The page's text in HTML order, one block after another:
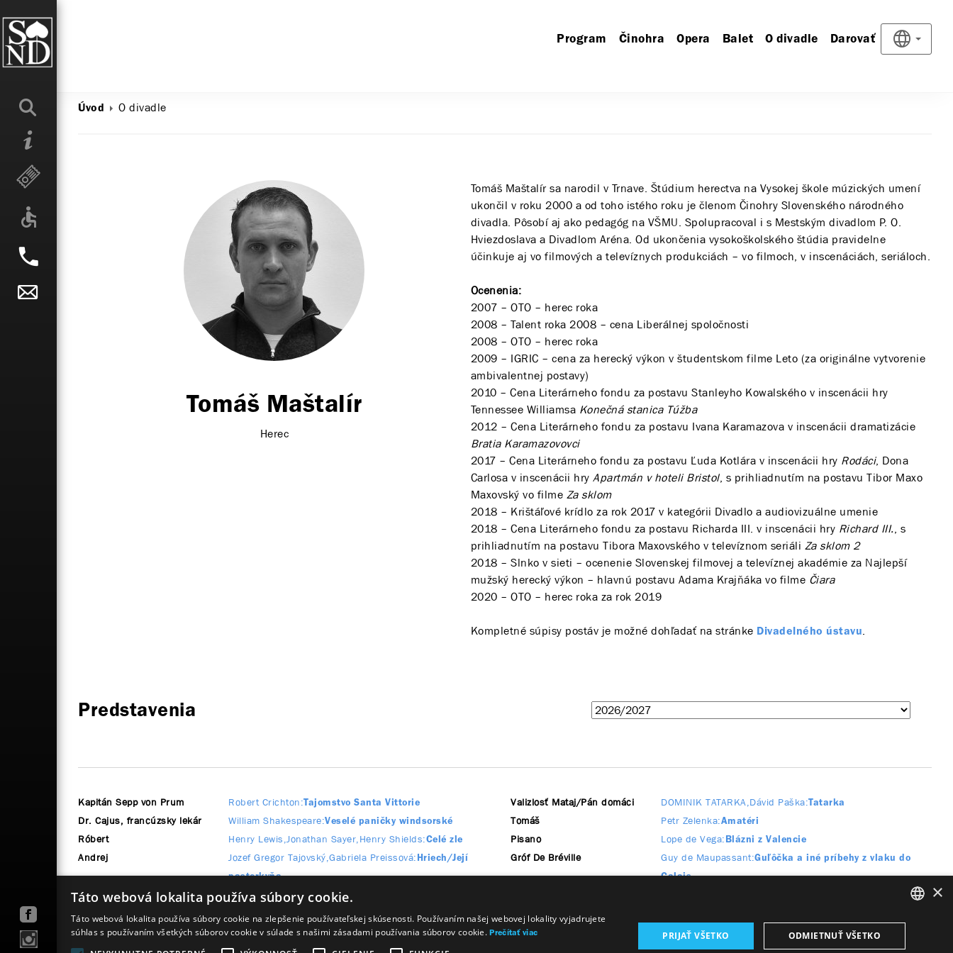
Program Činohra Opera Balet O divadle Darovať
Úvod O divadle
Tomáš Maštalír
Herec
Tomáš Maštalír sa narodil v Trnave. Štúdium herectva na Vysokej škole múzických umení
ukončil v roku 2000 a od toho istého roku je členom Činohry Slovenského národného
divadla. Pôsobí aj ako pedagóg na VŠMU. Spolupracoval i s Mestským divadlom P. O.
Hviezdoslava a Divadlom Aréna. Od ukončenia vysokoškolského štúdia pravidelne
účinkuje aj vo filmových a televíznych produkciách – vo filmoch, v inscenáciách, seriáloch.
Ocenenia:
2007 – OTO – herec roka
2008 – Talent roka 2008 – cena Liberálnej spoločnosti
2008 – OTO – herec roka
2009 – IGRIC – cena za herecký výkon v študentskom filme Leto (za originálne vytvorenie
ambivalentnej postavy)
2010 – Cena Literárneho fondu za postavu Stanleyho Kowalského v inscenácii hry
Tennessee Williamsa Konečná stanica Túžba
2012 – Cena Literárneho fondu za postavu Ivana Karamazova v inscenácii dramatizácie
Bratia Karamazovovci
2017 – Cena Literárneho fondu za postavu Ľuda Kotlára v inscenácii hry Rodáci, Dona
Carlosa v inscenácii hryApartmán v hoteli Bristol, s prihliadnutím na postavu Tibor Maxo
Maxovský vo filme Za sklom
2018 – Krištáľové krídlo za rok 2017 v kategórii Divadlo a audiovizuálne umenie
2018 – Cena Literárneho fondu za postavu Richarda III. v inscenácii hry Richard III., s
prihliadnutím na postavu Tibora Maxovského v televíznom seriáli Za sklom 2
2018 – Slnko v sieti – ocenenie Slovenskej filmovej a televíznej akadémie za Najlepší
mužský herecký výkon – hlavnú postavu Adama Krajňáka vo filme Čiara
2020 – OTO – herec roka za rok 2019
Kompletné súpisy postáv je možné dohľadať na stránke Divadelného ústavu.
Predstavenia
Kapitán Sepp von Prum Robert Crichton Tajomstvo Santa Vittorie
Dr. Cajus, francúzsky lekár William Shakespeare Veselé paničky windsorské
Róbert Henry Lewis Jonathan Sayer Henry Shields Celé zle
Andrej Jozef Gregor Tajovský Gabriela Preissová Hriech/Její
pastorkyňa
Erich Klamroth Gerhart Hauptmann Pred západom slnka
Valizlosť Mataj/Pán domáci DOMINIK TATARKA Dávid Paška Tatarka
Tomáš Petr Zelenka Amatéri
Pisano Lope de Vega Blázni z Valencie
Gróf De Bréville Guy de Maupassant Guľôčka a iné príbehy z vlaku do
Calais
×
Táto webová lokalita používa súbory cookie.
Táto webová lokalita používa súbory cookie na zlepšenie používateľskej skúsenosti. Používaním našej webovej lokality vyjadrujete
súhlas s používaním všetkých súborov cookie v súlade s našimi zásadami používania súborov cookie.Prečítať viac PRIJAŤ VŠETKO ODMIETNUŤ VŠETKO